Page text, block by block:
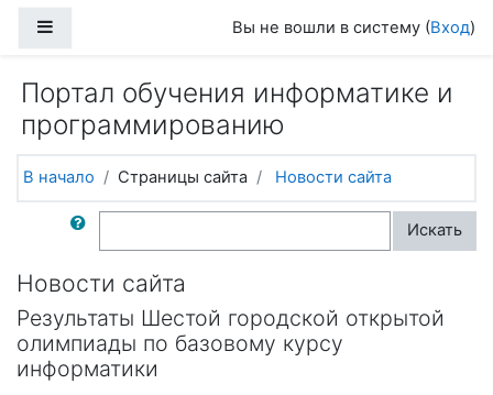
Вы не вошли в систему (Вход)
Портал обучения информатике и
программированию
В начало Страницы сайта Новости сайта
Поиск по форумам Искать
Новости сайта
Результаты Шестой городской открытой
олимпиады по базовому курсу
информатики